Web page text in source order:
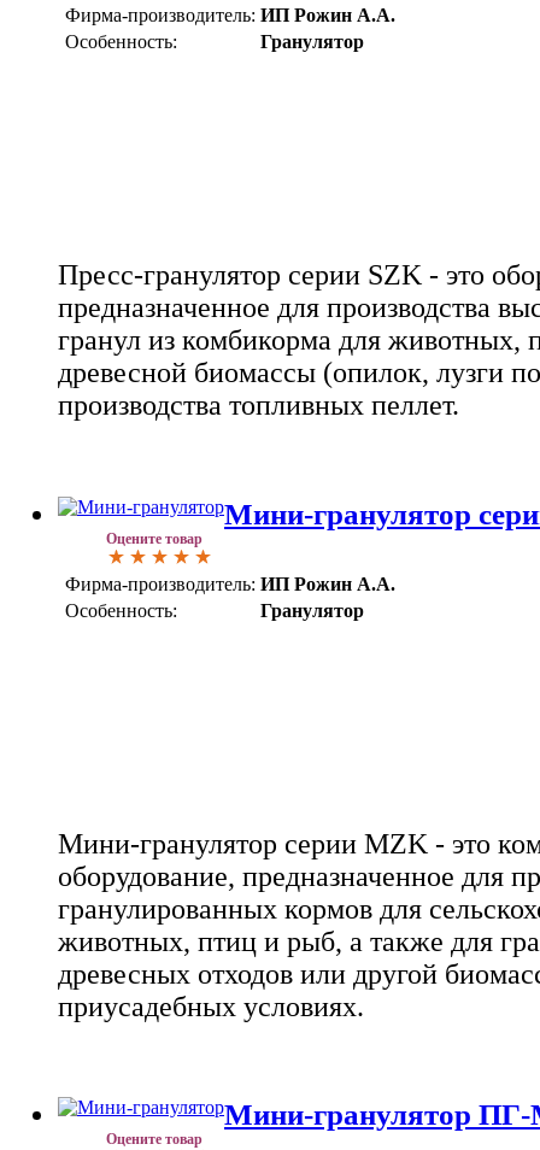
Фирма-производитель: ИП Рожин А.А.
Особенность:
Гранулятор
Пресс-гранулятор серии SZK - это
предназначенное для производства
гранул из комбикорма для животных,
древесной биомассы (опилок, лузги
производства топливных пеллет.
Оцените товар
Мини-гранулятор
Фирма-производитель: ИП Рожин А.А.
Особенность:
Гранулятор
Мини-гранулятор серии MZK - это
оборудование, предназначенное для
гранулированных кормов для
животных, птиц и рыб, а также для
древесных отходов или другой
приусадебных условиях.
Оцените товар
Мини-гранулятор ПГ-